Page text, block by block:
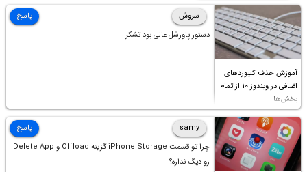
آموزش حذف کیبوردهای
اضافی در ویندوز ۱۰ از تمام
بخش‌ها
سروش
دستور پاورشل عالی بود تشکر
پاسخ
samy
چرا تو قسمت iPhone Storage گزینه Offload و Delete App
رو دیگ نداره؟
پاسخ